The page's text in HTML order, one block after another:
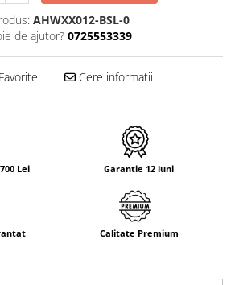
AHWXX012-BSL-0
de ajutor? 0725553339
Cere informatii
Lei Garantie 12 luni
Calitate Premium